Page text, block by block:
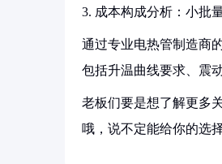
3. 成本构成分析：小批
通过专业电热管制造商
包括升温曲线要求、震
老板们要是想了解更多
哦，说不定能给你的选